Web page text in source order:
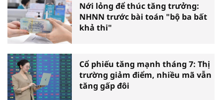
Nới lỏng để thúc tăng trưởng:
NHNN trước bài toán "bộ ba bất
khả thi"
Cổ phiếu tăng mạnh tháng 7: Thị
trường giảm điểm, nhiều mã vẫn
tăng gấp đôi